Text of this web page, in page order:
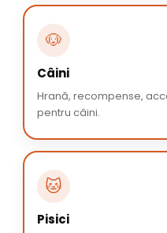
🐶
Câini
Hrană, recompense,
pentru câini.
🐱
Pisici